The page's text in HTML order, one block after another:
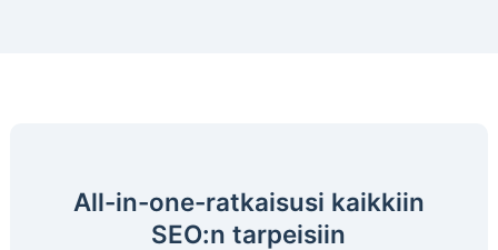
All-in-one-ratkaisusi kaikkiin
SEO:n tarpeisiin